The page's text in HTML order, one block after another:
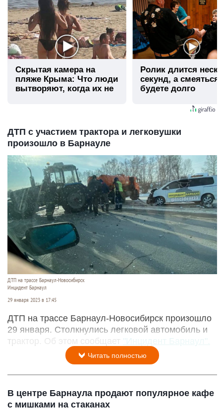
Скрытая камера на
пляже Крыма: Что люди
вытворяют, когда их не
Ролик длится
секунд, а
будете долго
ДТП с участием трактора и легковушки
произошло в Барнауле
ДТП на трассе Барнаул-Новосибирск
Инцидент Барнаул
29 января 2023 в 17:45
ДТП на трассе Барнаул-Новосибирск произошло
29 января. Столкнулись легковой автомобиль и
трактор. Об этом сообщает "Инцидент Барнаул".
Читать полностью
В центре Барнаула продают популярное кафе
с мишками на стаканах